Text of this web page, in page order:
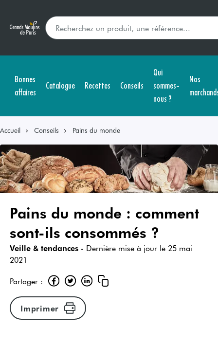
Bonnes
affaires
Catalogue Recettes Conseils
Qui
sommes-
nous ?
Nos
Accueil Conseils Pains du monde
Pains du monde : comment
sont-ils consommés ?
Veille & tendances - Dernière mise à jour le 25 mai
2021
Partager :
Imprimer